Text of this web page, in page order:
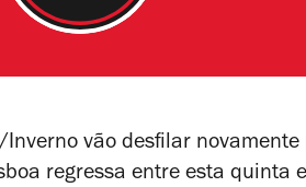
Inverno vão desfilar
regressa entre esta quinta